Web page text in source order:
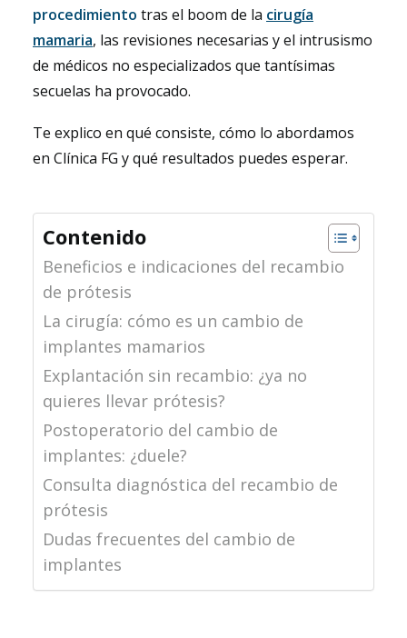
procedimiento tras el boom de la cirugía
mamaria, las revisiones necesarias y el intrusismo
de médicos no especializados que tantísimas
secuelas ha provocado.
Te explico en qué consiste, cómo lo abordamos
en Clínica FG y qué resultados puedes esperar.
Contenido
Beneficios e indicaciones del recambio
de prótesis
La cirugía: cómo es un cambio de
implantes mamarios
Explantación sin recambio: ¿ya no
quieres llevar prótesis?
Postoperatorio del cambio de
implantes: ¿duele?
Consulta diagnóstica del recambio de
prótesis
Dudas frecuentes del cambio de
implantes